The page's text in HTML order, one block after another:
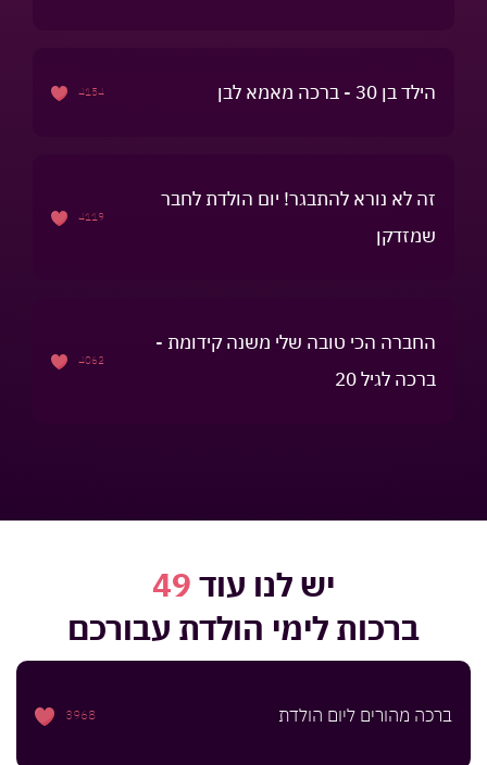
הילד בן 30 - ברכה מאמא לבן 4154
זה לא נורא להתבגר! יום הולדת לחבר
שמזדקן
4119
החברה הכי טובה שלי משנה קידומת -
ברכה לגיל 20
4062
יש לנו עוד 49
ברכות לימי הולדת עבורכם
ברכה מהורים ליום הולדת 3968